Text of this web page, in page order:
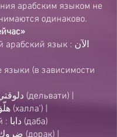
арабским языком не
одинаково.
арабский язык : الآن
языки (в зависимости
: دلوقتي (дельвати) |
: هلّق (халла') |
: دابا (даба)
: ضروك (дорак) |